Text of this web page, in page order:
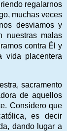
regalarnos
muchas veces
desviamos y
nuestras malas
contra Él y
vida placentera
sacramento
de aquellos
Considero que
es decir
dando lugar a